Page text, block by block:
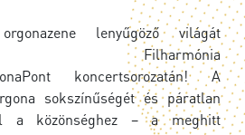
lenyűgöző világát
Filharmónia
koncertsorozatán! A
sokszínűségét és páratlan
a közönséghez – a meghitt